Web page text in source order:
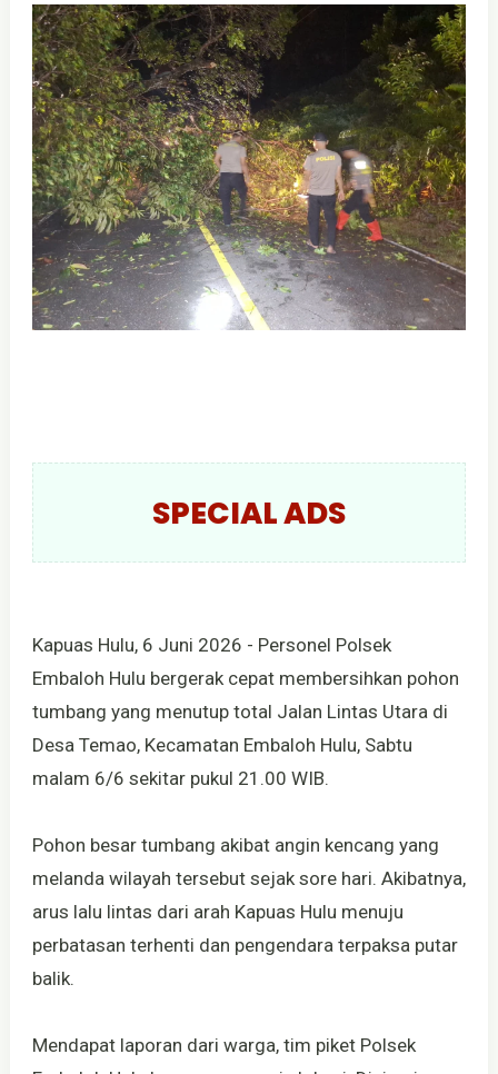
SPECIAL ADS
Kapuas Hulu, 6 Juni 2026 - Personel Polsek
Embaloh Hulu bergerak cepat membersihkan pohon
tumbang yang menutup total Jalan Lintas Utara di
Desa Temao, Kecamatan Embaloh Hulu, Sabtu
malam 6/6 sekitar pukul 21.00 WIB.
Pohon besar tumbang akibat angin kencang yang
melanda wilayah tersebut sejak sore hari. Akibatnya,
arus lalu lintas dari arah Kapuas Hulu menuju
perbatasan terhenti dan pengendara terpaksa putar
balik.
Mendapat laporan dari warga, tim piket Polsek